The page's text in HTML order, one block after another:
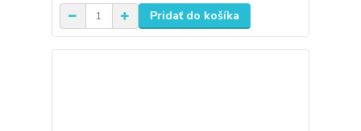
Pridať do košíka